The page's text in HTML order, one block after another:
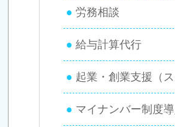
労務相談
給与計算代行
起業・創業支援（ス
マイナンバー制度